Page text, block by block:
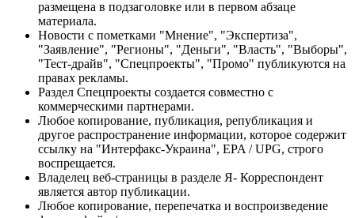
размещена в подзаголовке или в первом абзаце
материала.
Новости с пометками "Мнение", "Экспертиза",
"Заявление", "Регионы", "Деньги", "Власть", "Выборы",
"Тест-драйв", "Спецпроекты", "Промо" публикуются на
правах рекламы.
Раздел Спецпроекты создается совместно с
коммерческими партнерами.
Любое копирование, публикация, републикация и
другое распространение информации, которое содержит
ссылку на "Интерфакс-Украина", EPA / UPG, строго
воспрещается.
Владелец веб-страницы в разделе Я- Корреспондент
является автор публикации.
Любое копирование, перепечатка и воспроизведение